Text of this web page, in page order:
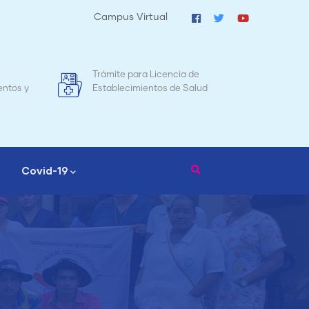
Campus Virtual
Licencia de
de Salud
Mapa de Mortalidad Materna en
Nicaragua
Covid-19